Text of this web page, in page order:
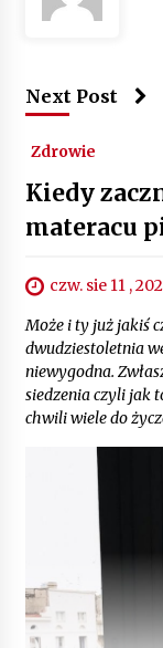
Next Post
Zdrowie
Kiedy
materacu
czw. sie 11 ,
Może i ty już jakiś
dwudziestoletnia
niewygodna.
siedzenia czyli jak
chwili wiele do